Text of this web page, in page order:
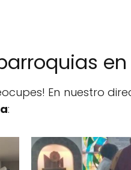
En nuestro
: